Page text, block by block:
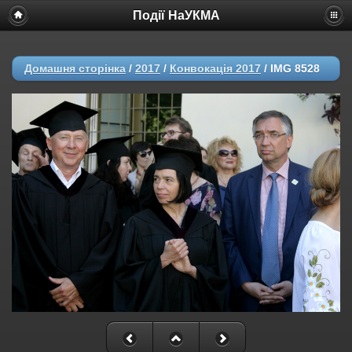
Події НаУКМА
Домашня сторінка / 2017 / Конвокація 2017 / IMG 8528